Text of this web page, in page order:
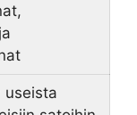
useista